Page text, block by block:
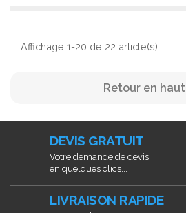
Affichage 1-20 de 22 article(s)
Retour en haut
DEVIS GRATUIT
Votre demande de devis
en quelques clics...
LIVRAISON RAPIDE